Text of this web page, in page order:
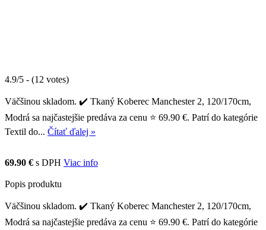
4.9/5 - (12 votes)
Väčšinou skladom. ✔️ Tkaný Koberec Manchester 2, 120/170cm,
Modrá sa najčastejšie predáva za cenu ⭐ 69.90 €. Patrí do kategórie
Textil do... Čítať ďalej »
69.90 € s DPH Viac info
Popis produktu
Väčšinou skladom. ✔️ Tkaný Koberec Manchester 2, 120/170cm,
Modrá sa najčastejšie predáva za cenu ⭐ 69.90 €. Patrí do kategórie